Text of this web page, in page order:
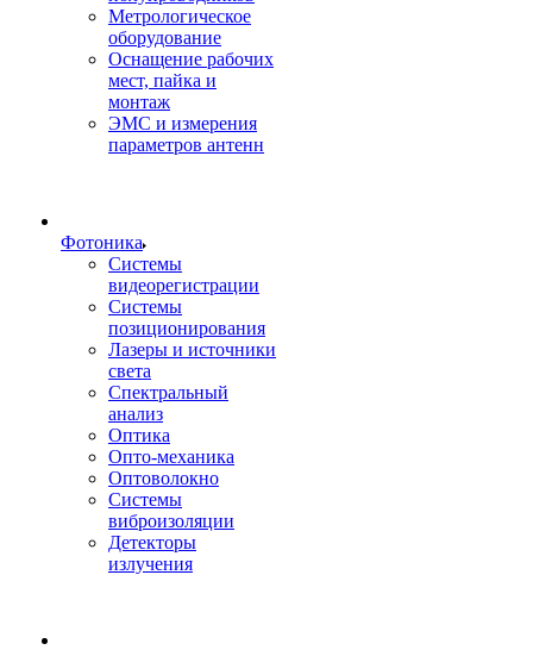
Метрологическое
оборудование
Оснащение рабочих
мест, пайка и
монтаж
ЭМС и измерения
параметров антенн
Фотоника
Cистемы
видеорегистрации
Системы
позиционирования
Лазеры и источники
света
Спектральный
анализ
Оптика
Опто-механика
Оптоволокно
Системы
виброизоляции
Детекторы
излучения